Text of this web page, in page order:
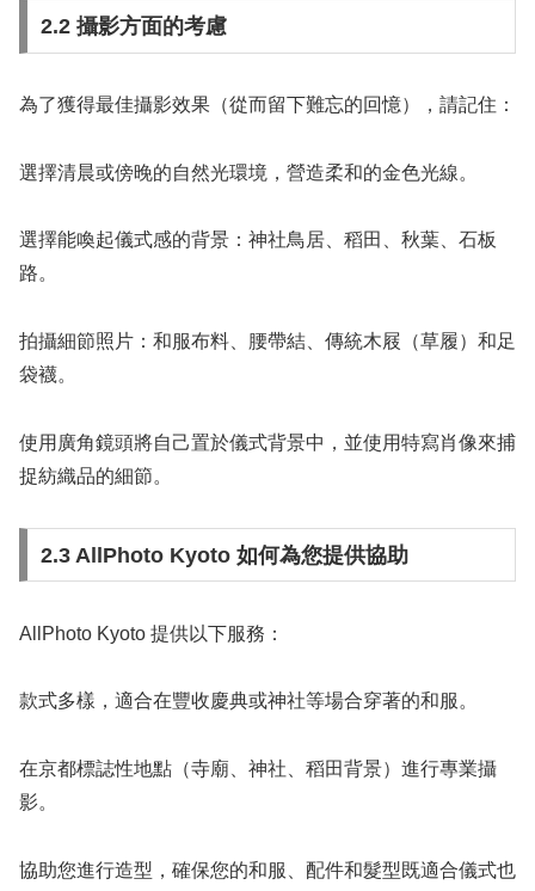
2.2 攝影方面的考慮
為了獲得最佳攝影效果（從而留下難忘的回憶），請記住：
選擇清晨或傍晚的自然光環境，營造柔和的金色光線。
選擇能喚起儀式感的背景：神社鳥居、稻田、秋葉、石板
路。
拍攝細節照片：和服布料、腰帶結、傳統木屐（草履）和足
袋襪。
使用廣角鏡頭將自己置於儀式背景中，並使用特寫肖像來捕
捉紡織品的細節。
2.3 AllPhoto Kyoto 如何為您提供協助
AllPhoto Kyoto 提供以下服務：
款式多樣，適合在豐收慶典或神社等場合穿著的和服。
在京都標誌性地點（寺廟、神社、稻田背景）進行專業攝
影。
協助您進行造型，確保您的和服、配件和髮型既適合儀式也